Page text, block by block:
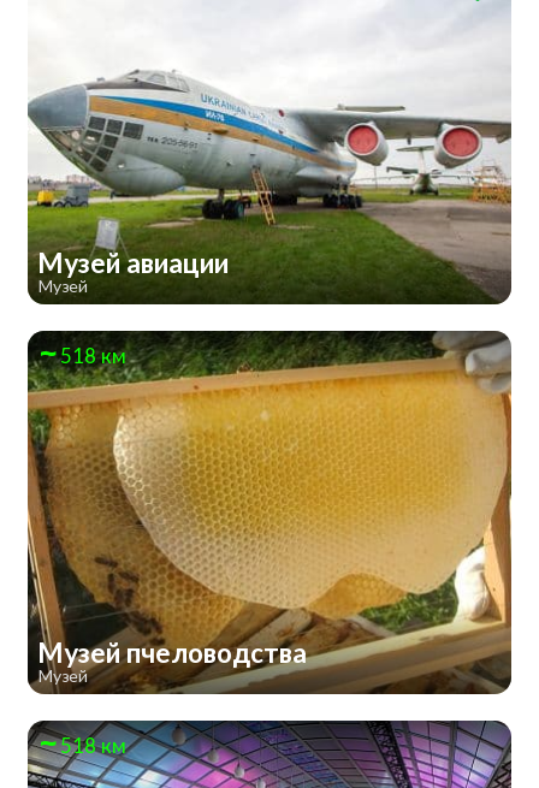
Музей авиации
Музей
518 км
Музей пчеловодства
Музей
518 км